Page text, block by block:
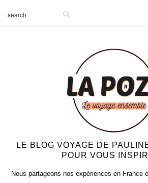
LE BLOG VOYAGE DE
POUR VOUS
Nous partageons nos expériences en France